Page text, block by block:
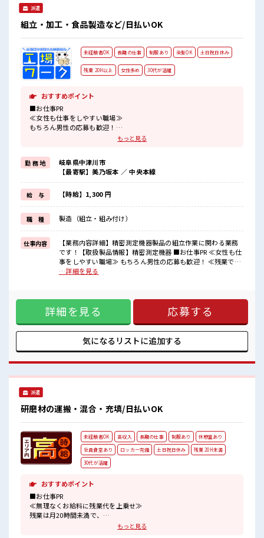
派遣
組立・加工・食品製造など/日払いOK
未経験者OK 長期の仕事 制服あり 染髪OK 土日祝日休み
残業 20H以上 女性多め 30代が活躍
おすすめポイント
■お仕事PR
≪女性も仕事をしやすい職場≫
もちろん男性の応募も歓迎！
残業は月20時間以上あります♪
≪週休2日制≫
週末は家族や友人と一緒にプライベート満喫！
≪モチベーションもUP≫
派手過ぎなければ髪型や髪色自由♪
(規定有)≪動きやすい制服アリ≫
制服があるので、
毎日の服装の悩み解消♪
≪自分に合った期間で働ける≫
福利厚生が整った派遣のお仕事です！
■職場の雰囲気
女性多めで休み時間は女子トークがあふれる職場です！
髪型自由な職場！
残業がしっかりあるお仕事！
もっと見る
勤 務 地
岐阜県中津川市
【最寄駅】美乃坂本 ／ 中央本線
給 与 【時給】1,300 円
職 種 製造（組立・組み付け）
仕事内容
【業務内容詳細】精密測定機器製品の組立作業に関わる業務
です！【取扱製品情報】精密測定機器 ■お仕事PR ≪女性も仕
事をしやすい職場≫ もちろん男性の応募も歓迎！ ≪残業で稼
げる≫ 高収入を希望される方にオススメ。 残業は月20時間以
型や髪色自由♪ (規定有)≪動きやすい制服アリ≫ 制服がある
ので、 毎日の服装の悩み解消♪ ≪自分に合った期間で働ける
≫ 福利厚生が整った派遣のお仕事です！ ■職場の雰囲気 女性
多めで休み時間は女子トークがあふれる職場です！ もちろん
男性の応募もOKですよ！ 髪型にこだわりのあるアナタは必
見！ 髪型自由な職場！ 残業がしっかりあるお仕事！
…詳細を見る
詳細を見る 応募する
気になるリストに追加する
派遣
研磨材の運搬・混合・充填/日払いOK
未経験者OK 高収入 長期の仕事 制服あり
休憩室あり
社員食堂あり
ロッカー完備 土日祝日休み
残業 20H未満
30代が活躍
おすすめポイント
■お仕事PR
≪無理なくお給料に残業代を上乗せ≫
残業は月20時間未満で、
もっと見る